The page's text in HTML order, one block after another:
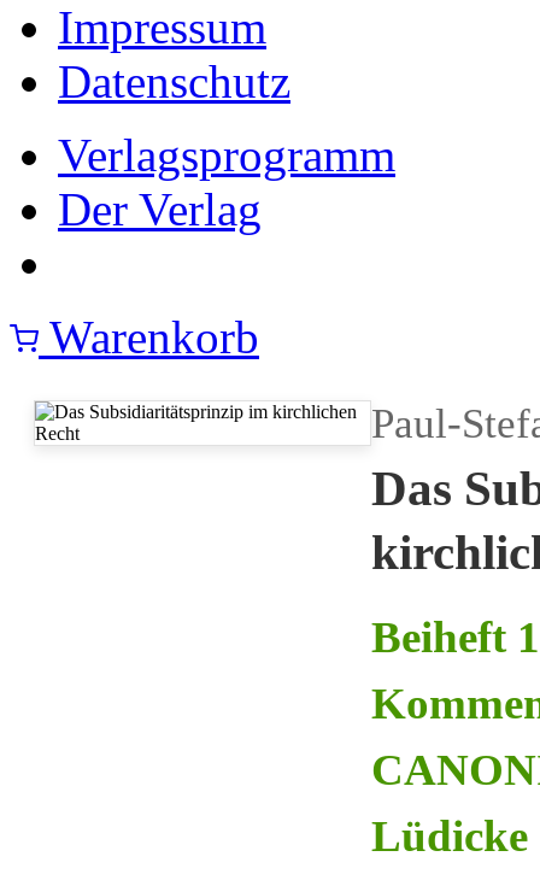
Impressum
Datenschutz
Verlagsprogramm
Der Verlag
Warenkorb
Paul-
Das
Beiheft
Lüdicke